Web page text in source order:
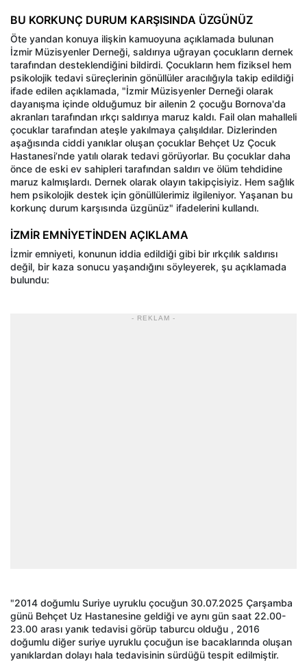
BU KORKUNÇ DURUM KARŞISINDA ÜZGÜNÜZ
Öte yandan konuya ilişkin kamuoyuna açıklamada bulunan
İzmir Müzisyenler Derneği, saldırıya uğrayan çocukların dernek
tarafından desteklendiğini bildirdi. Çocukların hem fiziksel hem
psikolojik tedavi süreçlerinin gönüllüler aracılığıyla takip edildiği
ifade edilen açıklamada, "İzmir Müzisyenler Derneği olarak
dayanışma içinde olduğumuz bir ailenin 2 çocuğu Bornova'da
akranları tarafından ırkçı saldırıya maruz kaldı. Fail olan mahalleli
çocuklar tarafından ateşle yakılmaya çalışıldılar. Dizlerinden
aşağısında ciddi yanıklar oluşan çocuklar Behçet Uz Çocuk
Hastanesi’nde yatılı olarak tedavi görüyorlar. Bu çocuklar daha
önce de eski ev sahipleri tarafından saldırı ve ölüm tehdidine
maruz kalmışlardı. Dernek olarak olayın takipçisiyiz. Hem sağlık
hem psikolojik destek için gönüllülerimiz ilgileniyor. Yaşanan bu
korkunç durum karşısında üzgünüz" ifadelerini kullandı.
İZMİR EMNİYETİNDEN AÇIKLAMA
İzmir emniyeti, konunun iddia edildiği gibi bir ırkçılık saldırısı
değil, bir kaza sonucu yaşandığını söyleyerek, şu açıklamada
bulundu:
- REKLAM -
"2014 doğumlu Suriye uyruklu çocuğun 30.07.2025 Çarşamba
günü Behçet Uz Hastanesine geldiği ve aynı gün saat 22.00-
23.00 arası yanık tedavisi görüp taburcu olduğu , 2016
doğumlu diğer suriye uyruklu çocuğun ise bacaklarında oluşan
yanıklardan dolayı hala tedavisinin sürdüğü tespit edilmiştir.